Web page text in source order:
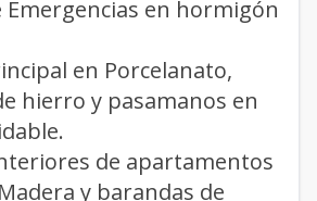
Emergencias en hormigón
en Porcelanato,
hierro y pasamanos en
de apartamentos
y barandas de